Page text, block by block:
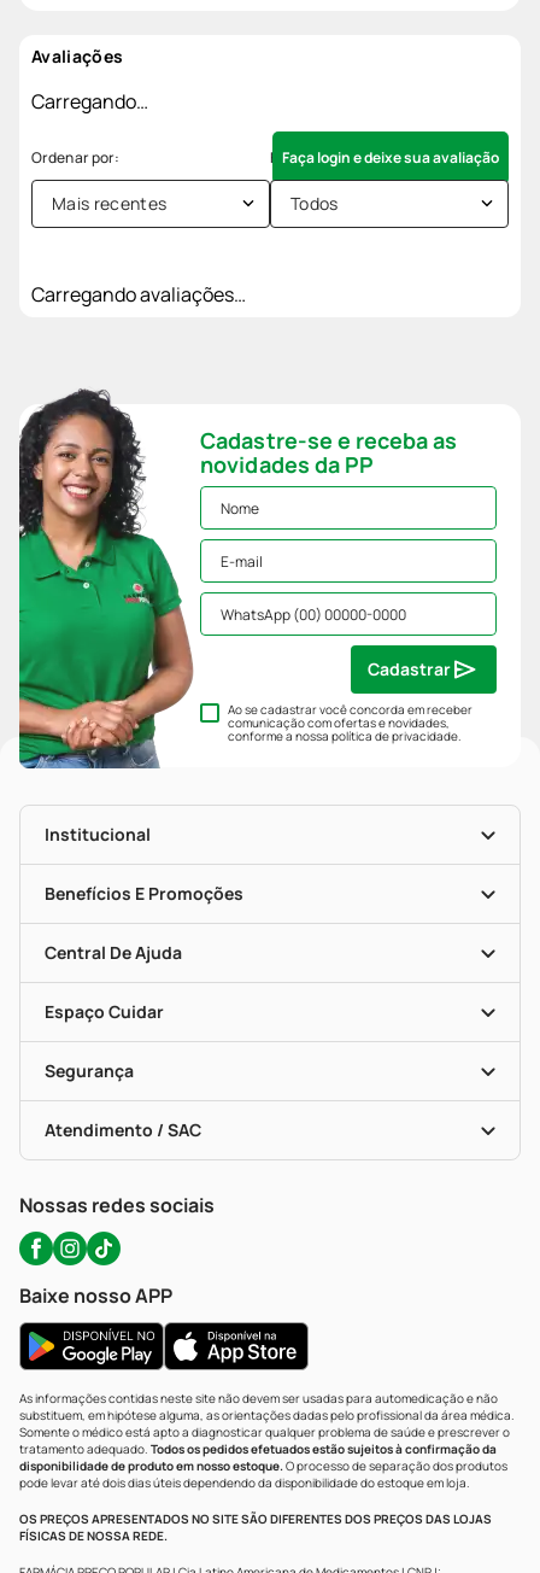
Avaliações
Carregando…
Faça login e deixe sua avaliação
Mais recentes Todos
Carregando avaliações…
Cadastre-se e receba as
novidades da PP
Ao se cadastrar você concorda em receber
comunicação com ofertas e novidades,
conforme a nossapolítica de privacidade.
Cadastrar
Institucional
História
Nossas Lojas
Mapa De Categorias
Blog Da PP
Seja Uma Loja Parceira
Benefícios E Promoções
Clube PP
Convênios
Programa Popular Do Brasil
Encarte De Ofertas
Dermaclub
Descontos De Laboratório (PBM)
Cupons E Ofertas
Central De Ajuda
Entrega
Recompra Programada
Compras Com Receita
Alomed (tele-Entrega)
Formas De Pagamento
Troca E Devolução
Bulas De A A Z
Políticas De Marketplace
Espaço Cuidar
Vacinas
Serviços Farmacêuticos
Testes Rápidos
Autoteste Covid-19
Segurança
Certificado De Segurança
Portal Da Privacidade
Atendimento / SAC
WhatsApp (47) 9202-1687
Nossas redes sociais
Baixe nosso APP
As informações contidas neste site não devem ser usadas para automedicação e não
substituem, em hipótese alguma, as orientações dadas pelo profissional da área médica.
Somente o médico está apto a diagnosticar qualquer problema de saúde e prescrever o
tratamento adequado. Todos os pedidos efetuados estão sujeitos à confirmação da
disponibilidade de produto em nosso estoque.O processo de separação dos produtos
pode levar até dois dias úteis dependendo da disponibilidade do estoque em loja.
OS PREÇOS APRESENTADOS NO SITE SÃO DIFERENTES DOS PREÇOS DAS LOJAS
FÍSICAS DE NOSSA REDE.